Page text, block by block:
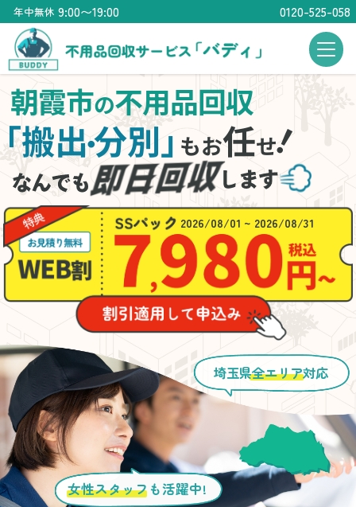
年中無休 9:00〜19:00 0120-525-058
朝霞市の不用品回収
搬出・分別」もお任せ
！
2026/08/01 ~ 2026/08/31
女性スタッフ も活躍中!
埼玉県全エリア対応